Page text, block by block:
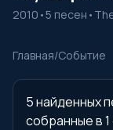
2010 •5 песен •
Главная/Событие
5 найденных
собранные в